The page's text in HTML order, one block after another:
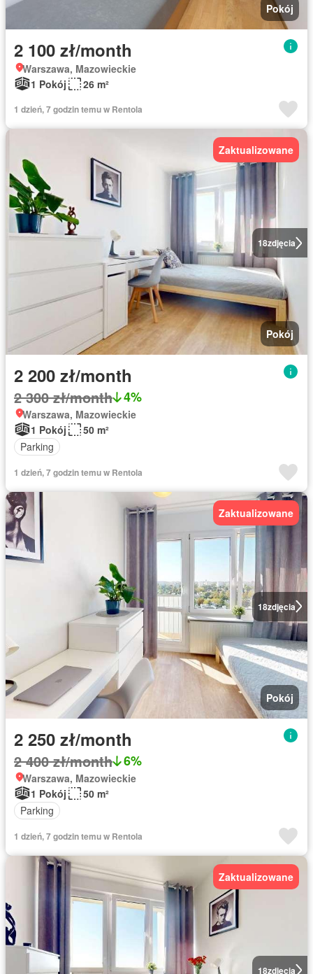
Pokój
2 100 zł/month
Warszawa, Mazowieckie
1 Pokój
26 m²
1 dzień, 7 godzin temu w Rentola
18zdjęcia
Zaktualizowane
Pokój
2 200 zł/month
2 300 zł/month 4%
Warszawa, Mazowieckie
1 Pokój
50 m²
Parking
1 dzień, 7 godzin temu w Rentola
18zdjęcia
Zaktualizowane
Pokój
2 250 zł/month
2 400 zł/month 6%
Warszawa, Mazowieckie
1 Pokój
50 m²
Parking
1 dzień, 7 godzin temu w Rentola
18zdjęcia
Zaktualizowane